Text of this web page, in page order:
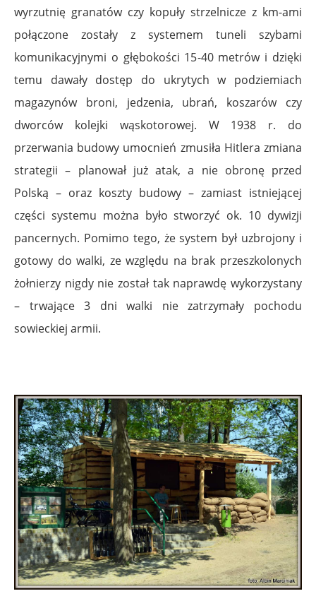
wyrzutnię granatów czy kopuły strzelnicze z km-ami
połączone zostały z systemem tuneli szybami
komunikacyjnymi o głębokości 15-40 metrów i dzięki
temu dawały dostęp do ukrytych w podziemiach
magazynów broni, jedzenia, ubrań, koszarów czy
dworców kolejki wąskotorowej. W 1938 r. do
przerwania budowy umocnień zmusiła Hitlera zmiana
strategii – planował już atak, a nie obronę przed
Polską – oraz koszty budowy – zamiast istniejącej
części systemu można było stworzyć ok. 10 dywizji
pancernych. Pomimo tego, że system był uzbrojony i
gotowy do walki, ze względu na brak przeszkolonych
żołnierzy nigdy nie został tak naprawdę wykorzystany
– trwające 3 dni walki nie zatrzymały pochodu
sowieckiej armii.